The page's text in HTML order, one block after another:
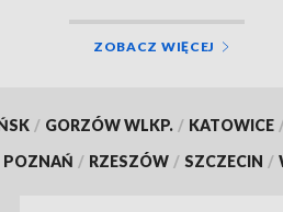
ZOBACZ WIĘCEJ
/ GORZÓW WLKP. / KATOWICE
POZNAŃ / RZESZÓW / SZCZECIN /